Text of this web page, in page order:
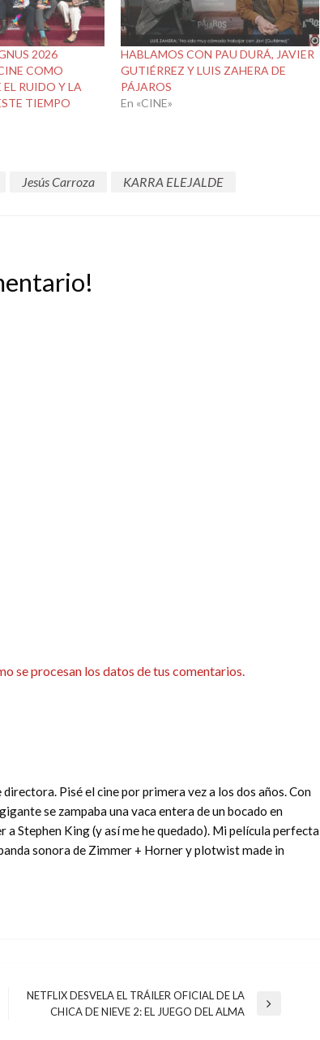
2026
COMO
RUIDO Y LA
TIEMPO
HABLAMOS CON PAU DURÁ, JAVIER
GUTIÉRREZ Y LUIS ZAHERA DE
PÁJAROS
En «CINE»
Jesús Carroza
KARRA ELEJALDE
se procesan los datos de tus comentarios.
Pisé el cine por primera vez a los dos años. Con
se zampaba una vaca entera de un bocado en
a Stephen King (y así me he quedado). Mi película perfecta
sonora de Zimmer + Horner y plotwist made in
Entrada
NETFLIX DESVELA EL TRÁILER OFICIAL DE LA
CHICA DE NIEVE 2: EL JUEGO DEL ALMA